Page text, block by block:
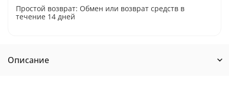
Простой возврат: Обмен или возврат средств в
течение 14 дней
Описание